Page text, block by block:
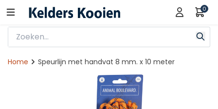
0
Home Speurlijn met handvat 8 mm. x 10 meter